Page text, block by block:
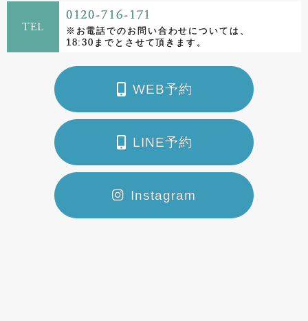
TEL
0120-716-171‬
※お電話でのお問い合わせについては、
18:30までとさせて頂きます。
WEB予約
LINE予約
Instagram